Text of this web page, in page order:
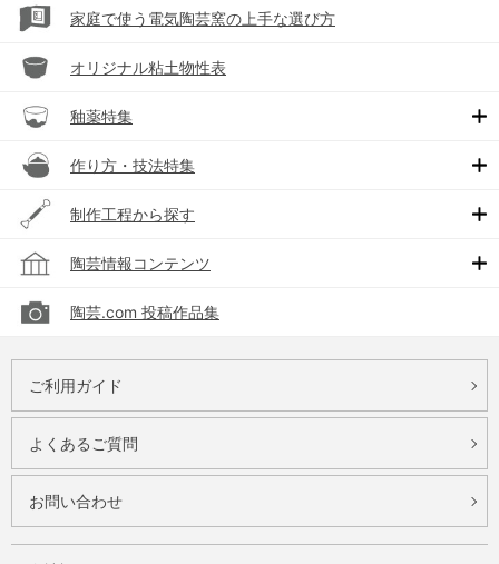
家庭で使う電気陶芸窯の上手な選び方
オリジナル粘土物性表
釉薬特集
作り方・技法特集
制作工程から探す
陶芸情報コンテンツ
陶芸.com 投稿作品集
ご利用ガイド
よくあるご質問
お問い合わせ